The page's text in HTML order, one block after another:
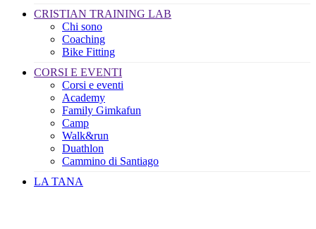
CRISTIAN TRAINING LAB
Chi sono
Coaching
Bike Fitting
CORSI E EVENTI
Corsi e eventi
Academy
Family Gimkafun
Camp
Walk&run
Duathlon
Cammino di Santiago
LA TANA